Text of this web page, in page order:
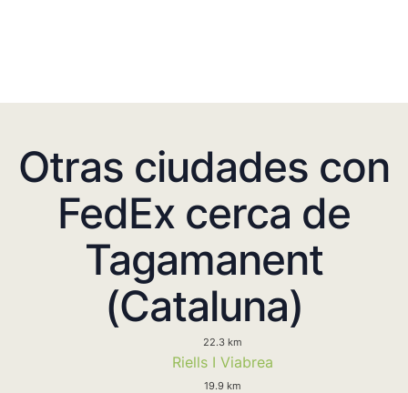
Otras ciudades con
FedEx cerca de
Tagamanent
(Cataluna)
22.3 km
Riells I Viabrea
19.9 km